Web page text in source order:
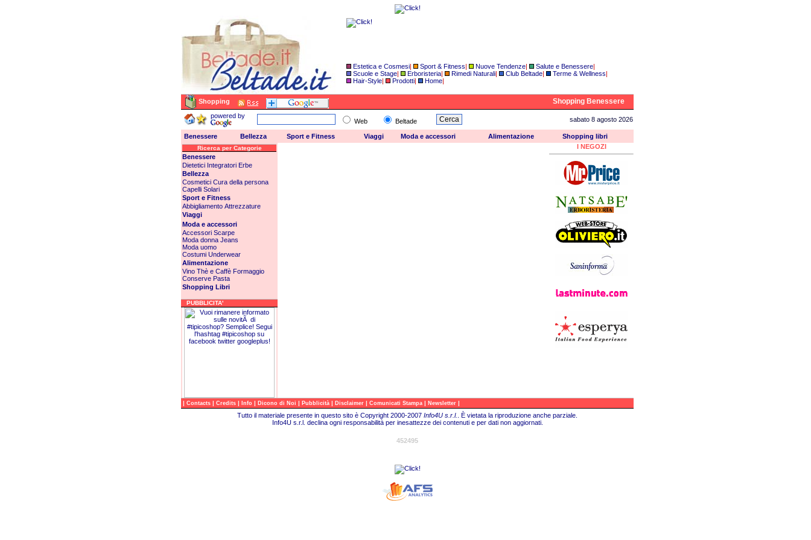
Estetica e Cosmesi| Sport & Fitness| Nuove Tendenze| Salute e Benessere|
Scuole e Stage| Erboristeria| Rimedi Naturali| Club Beltade| Terme & Wellness|
Hair-Style| Prodotti| Home|
Shopping Shopping Benessere
powered by
Web Beltade sabato 8 agosto 2026
Benessere Bellezza Sport e Fitness Viaggi Moda e accessori Alimentazione Shopping libri
Ricerca per Categorie
Benessere
Dietetici Integratori Erbe
Bellezza
Cosmetici Cura della persona
Capelli Solari
Sport e Fitness
Abbigliamento Attrezzature
Viaggi
Moda e accessori
Accessori Scarpe
Moda donna Jeans
Moda uomo
Costumi Underwear
Alimentazione
Vino Thè e Caffè Formaggio
Conserve Pasta
Shopping Libri
PUBBLICITA'
I NEGOZI
| Contacts | Credits | Info | Dicono di Noi | Pubblicità | Disclaimer | Comunicati Stampa | Newsletter |
Tutto il materiale presente in questo sito è Copyright 2000-2007 Info4U s.r.l.
. È vietata la riproduzione anche parziale.
Info4U s.r.l. declina ogni responsabilità per inesattezze dei contenuti e per dati non aggiornati.
452495